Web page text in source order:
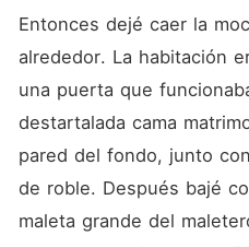
Entonces dejé caer la
alrededor. La habitación
una puerta que
destartalada cama
pared del fondo, junto
de roble. Después bajé
maleta grande del